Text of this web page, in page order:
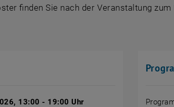
finden Sie nach der Veranstaltung zum
13:00 - 19:00 Uhr